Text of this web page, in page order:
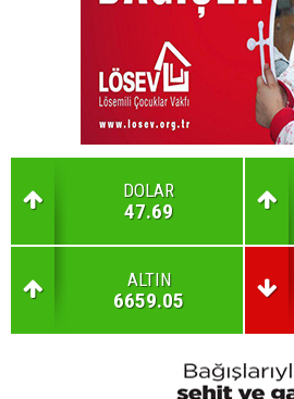
DOLAR
47.69
ALTIN
6659.05